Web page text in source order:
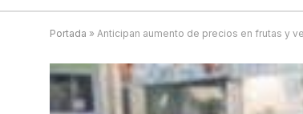
Portada » Anticipan aumento de precios en frutas y